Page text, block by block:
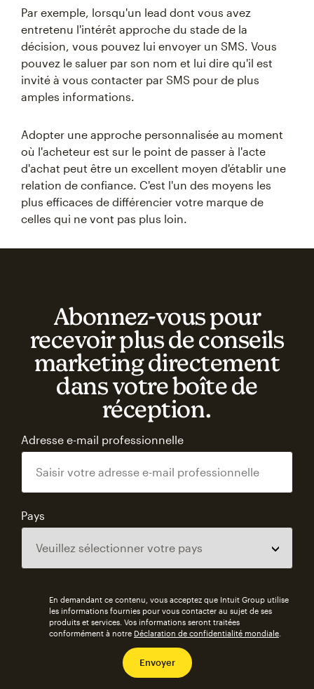
Par exemple, lorsqu'un lead dont vous avez
entretenu l'intérêt approche du stade de la
décision, vous pouvez lui envoyer un SMS. Vous
pouvez le saluer par son nom et lui dire qu'il est
invité à vous contacter par SMS pour de plus
amples informations.
Adopter une approche personnalisée au moment
où l'acheteur est sur le point de passer à l'acte
d'achat peut être un excellent moyen d'établir une
relation de confiance. C'est l'un des moyens les
plus efficaces de différencier votre marque de
celles qui ne vont pas plus loin.
Abonnez‑vous pour
recevoir plus de conseils
marketing directement
dans votre boîte de
réception.
Adresse e-mail professionnelle
Pays
En demandant ce contenu, vous acceptez que Intuit Group utilise
les informations fournies pour vous contacter au sujet de ses
produits et services. Vos informations seront traitées
conformément à notre Déclaration de confidentialité mondiale